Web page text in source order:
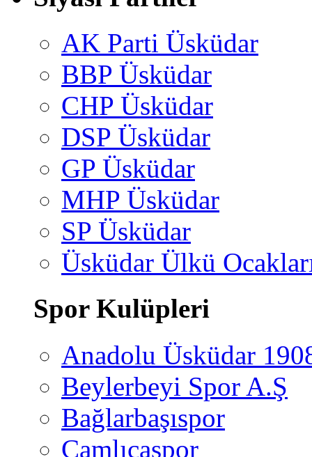
AK Parti Üsküdar
BBP Üsküdar
CHP Üsküdar
DSP Üsküdar
GP Üsküdar
MHP Üsküdar
SP Üsküdar
Üsküdar Ülkü
Spor Kulüpleri
Anadolu Üsküdar
Beylerbeyi Spor A.Ş
Bağlarbaşıspor
Çamlıcaspor